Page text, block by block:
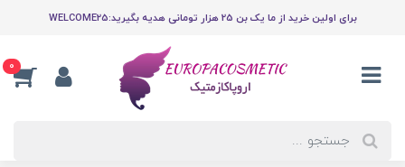
برای اولین خرید از ما یک بن 25 هزار تومانی هدیه بگیرید:WELCOME25
0